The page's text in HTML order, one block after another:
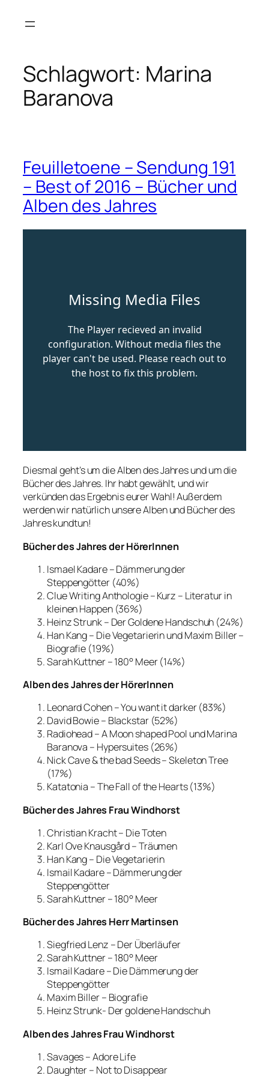
Inhalt
Schlagwort: Marina
Baranova
Feuilletoene – Sendung 191
– Best of 2016 – Bücher und
Alben des Jahres
Diesmal geht’s um die Alben des Jahres und um die
Bücher des Jahres. Ihr habt gewählt, und wir
verkünden das Ergebnis eurer Wahl! Außerdem
werden wir natürlich unsere Alben und Bücher des
Jahres kundtun!
Bücher des Jahres der HörerInnen
Ismael Kadare – Dämmerung der
Steppengötter (40%)
Clue Writing Anthologie – Kurz – Literatur in
kleinen Happen (36%)
Heinz Strunk – Der Goldene Handschuh (24%)
Han Kang – Die Vegetarierin und Maxim Biller –
Biografie (19%)
Sarah Kuttner – 180° Meer (14%)
Alben des Jahres der HörerInnen
Leonard Cohen – You want it darker (83%)
David Bowie – Blackstar (52%)
Radiohead – A Moon shaped Pool und Marina
Baranova – Hypersuites (26%)
Nick Cave & the bad Seeds – Skeleton Tree
(17%)
Katatonia – The Fall of the Hearts (13%)
Bücher des Jahres Frau Windhorst
Christian Kracht – Die Toten
Karl Ove Knausgård – Träumen
Han Kang – Die Vegetarierin
Ismail Kadare – Dämmerung der
Steppengötter
Sarah Kuttner – 180° Meer
Bücher des Jahres Herr Martinsen
Siegfried Lenz – Der Überläufer
Sarah Kuttner – 180° Meer
Ismail Kadare – Die Dämmerung der
Steppengötter
Maxim Biller – Biografie
Heinz Strunk- Der goldene Handschuh
Alben des Jahres Frau Windhorst
Savages – Adore Life
Daughter – Not to Disappear